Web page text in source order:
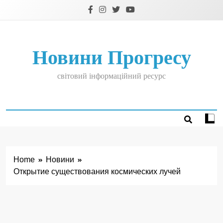
Новини Прогресу
світовий інформаційний ресурс
Home
Новини
Открытие существования космических лучей